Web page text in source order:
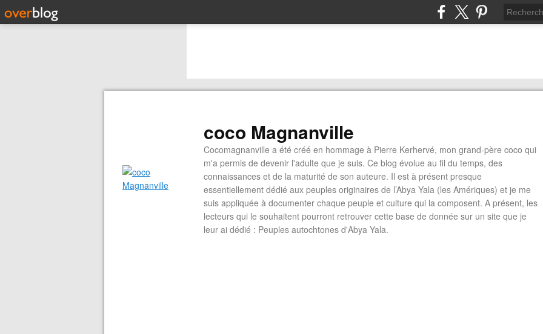
coco Magnanville
Cocomagnanville a été créé en hommage à Pierre Kerhervé, mon grand-père coco qui
m'a permis de devenir l'adulte que je suis. Ce blog évolue au fil du temps, des
connaissances et de la maturité de son auteure. Il est à présent presque
essentiellement dédié aux peuples originaires de l’Abya Yala (les Amériques) et je me
suis appliquée à documenter chaque peuple et culture qui la composent. A présent, les
lecteurs qui le souhaitent pourront retrouver cette base de donnée sur un site que je
leur ai dédié : Peuples autochtones d'Abya Yala.